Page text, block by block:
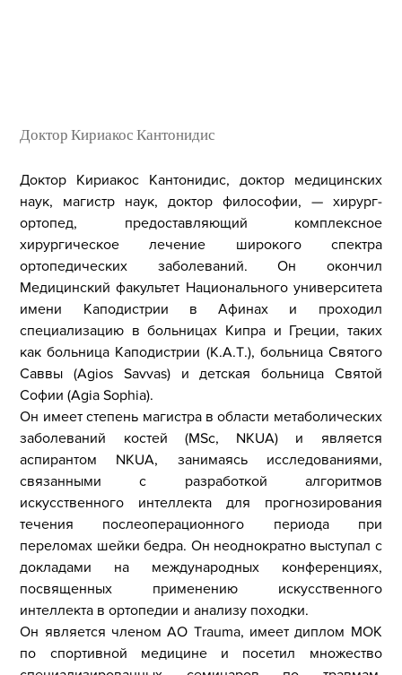
Доктор Кириакос Кантонидис
Доктор Кириакос Кантонидис, доктор медицинских
наук, магистр наук, доктор философии, — хирург-
ортопед, предоставляющий комплексное
хирургическое лечение широкого спектра
ортопедических заболеваний. Он окончил
Медицинский факультет Национального университета
имени Каподистрии в Афинах и проходил
специализацию в больницах Кипра и Греции, таких
как больница Каподистрии (K.A.T.), больница Святого
Саввы (Agios Savvas) и детская больница Святой
Софии (Agia Sophia).
Он имеет степень магистра в области метаболических
заболеваний костей (MSc, NKUA) и является
аспирантом NKUA, занимаясь исследованиями,
связанными с разработкой алгоритмов
искусственного интеллекта для прогнозирования
течения послеоперационного периода при
переломах шейки бедра. Он неоднократно выступал с
докладами на международных конференциях,
посвященных применению искусственного
интеллекта в ортопедии и анализу походки.
Он является членом AO Trauma, имеет диплом МОК
по спортивной медицине и посетил множество